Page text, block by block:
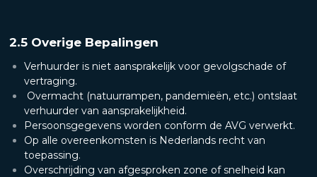
2.5 Overige Bepalingen
Verhuurder is niet aansprakelijk voor gevolgschade of
vertraging.
Overmacht (natuurrampen, pandemieën, etc.) ontslaat
verhuurder van aansprakelijkheid.
Persoonsgegevens worden conform de AVG verwerkt.
Op alle overeenkomsten is Nederlands recht van
toepassing.
Overschrijding van afgesproken zone of snelheid kan